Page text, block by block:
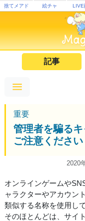
捨てメアド 絵チャ LIVE
記事
重要
管理者を騙る
ご注意ください
2020
オンラインゲームや
ャラクターやアカウン
類似する名称を使用し
そのほとんどは、サイ